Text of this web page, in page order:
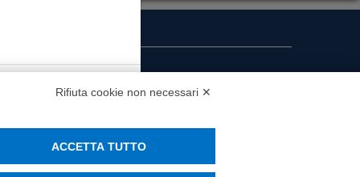
Chiudi
Rifiuta cookie non necessari ✕
ACCETTA TUTTO